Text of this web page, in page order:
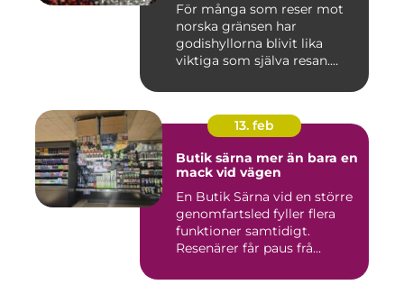
För många som reser mot
norska gränsen har
godishyllorna blivit lika
viktiga som själva resan.
13. feb
Butik särna mer än bara en
mack vid vägen
En Butik Särna vid en större
genomfartsled fyller flera
funktioner samtidigt.
Resenärer får paus frå...